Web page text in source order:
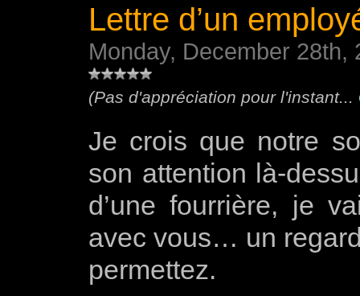
Lettre d’un
Monday, December 28th,
(Pas d'appréciation pour l'instant...
Je crois que notre
son attention là-
d’une fourrière, je
avec vous… un
permettez.